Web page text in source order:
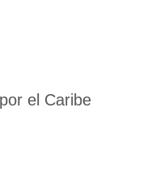
el Caribe